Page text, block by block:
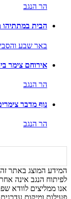
הר הנגב
הבית במתתיהו HabaitBe Matityahu
באר שבע
אירוחם צימר
הר הנגב
נוף מדבר
הר הנגב
המידע המוצג באתר
לפיתוח הנגב אינה
אנו ממליצים לוודא
פעילות ומיקום